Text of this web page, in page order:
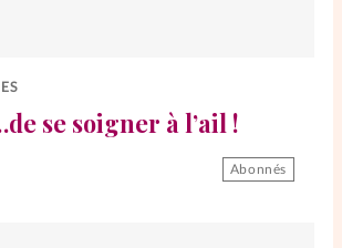
se soigner à l’ail !
Abonnés